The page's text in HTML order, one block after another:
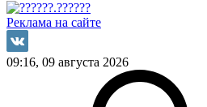
Реклама на сайте
09:16, 09 августа 2026